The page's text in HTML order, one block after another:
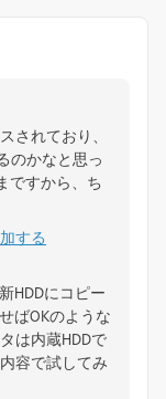
されており、
のかなと思っ
ですから、 ち
する
新HDDにコピー
ばOKのような
は内蔵HDDで
容で試してみ